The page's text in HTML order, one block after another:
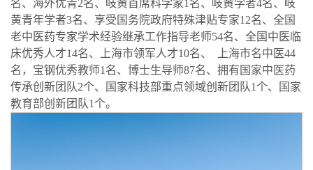
名、海外优青2名、岐黄首席科学家1名、岐黄学者4名、岐
黄青年学者3名、享受国务院政府特殊津贴专家12名、全国
老中医药专家学术经验继承工作指导老师54名、全国中医临
床优秀人才14名、上海市领军人才10名、 上海市名中医44
名，宝钢优秀教师1名、博士生导师87名、拥有国家中医药
传承创新团队2个、国家科技部重点领域创新团队1个、国家
教育部创新团队1个。